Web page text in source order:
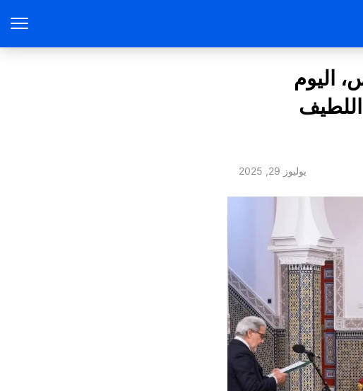
اليوم
اللطيف
يوليوز 29, 2025